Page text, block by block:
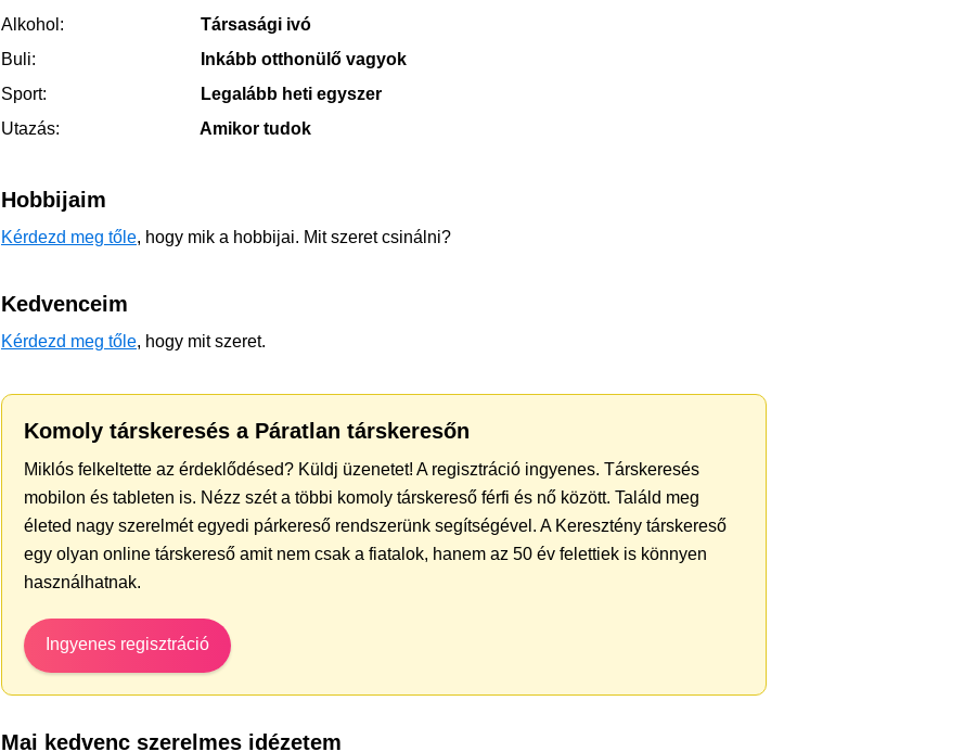
Alkohol:
Társasági ivó
Buli:
Inkább otthonülő vagyok
Sport:
Legalább heti egyszer
Utazás:
Amikor tudok
Hobbijaim
Kérdezd meg tőle, hogy mik a hobbijai. Mit szeret csinálni?
Kedvenceim
Kérdezd meg tőle, hogy mit szeret.
Komoly társkeresés a Páratlan társkeresőn
Miklós felkeltette az érdeklődésed? Küldj üzenetet! A regisztráció ingyenes. Társkeresés
mobilon és tableten is. Nézz szét a többi komoly társkereső férfi és nő között. Találd meg
életed nagy szerelmét egyedi párkereső rendszerünk segítségével. A Keresztény társkereső
egy olyan online társkereső amit nem csak a fiatalok, hanem az 50 év felettiek is könnyen
használhatnak.
Ingyenes regisztráció
Mai kedvenc szerelmes idézetem